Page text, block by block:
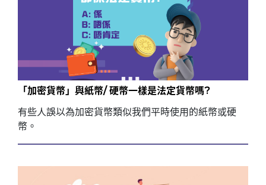
「加密貨幣」與紙幣/ 硬幣一樣是法定貨幣嗎?
有些人誤以為加密貨幣類似我們平時使用的紙幣或硬
幣。